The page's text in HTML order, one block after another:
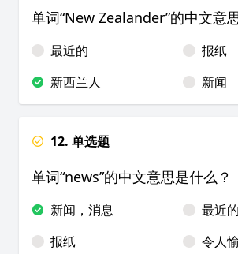
单词“New Zealander”的中文意
最近的
报纸
新西兰人
新闻
12. 单选题
单词“news”的中文意思是什么？
新闻，消息
最近的
报纸
令人